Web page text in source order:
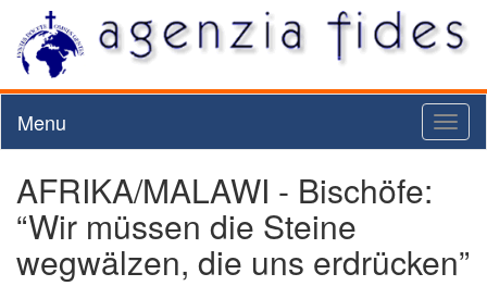
Menu
AFRIKA/MALAWI - Bischöfe:
“Wir müssen die Steine
wegwälzen, die uns erdrücken”